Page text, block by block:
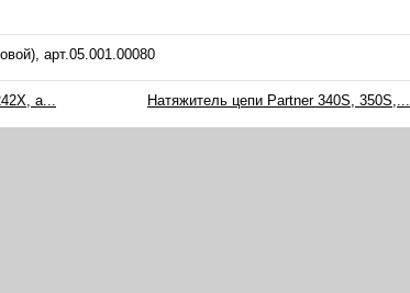
арт.05.001.00080
а... Натяжитель цепи Partner 340S, 350S,...